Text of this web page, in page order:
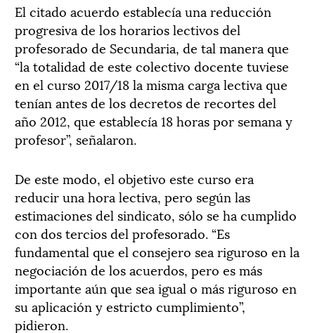
El citado acuerdo establecía una reducción
progresiva de los horarios lectivos del
profesorado de Secundaria, de tal manera que
“la totalidad de este colectivo docente tuviese
en el curso 2017/18 la misma carga lectiva que
tenían antes de los decretos de recortes del
año 2012, que establecía 18 horas por semana y
profesor”, señalaron.
De este modo, el objetivo este curso era
reducir una hora lectiva, pero según las
estimaciones del sindicato, sólo se ha cumplido
con dos tercios del profesorado. “Es
fundamental que el consejero sea riguroso en la
negociación de los acuerdos, pero es más
importante aún que sea igual o más riguroso en
su aplicación y estricto cumplimiento”,
pidieron.